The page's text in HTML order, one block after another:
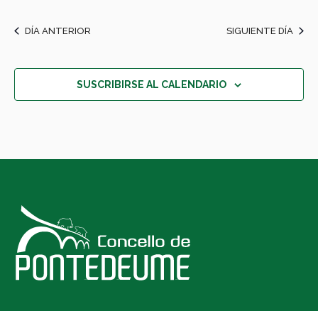
DÍA ANTERIOR SIGUIENTE DÍA
SUSCRIBIRSE AL CALENDARIO